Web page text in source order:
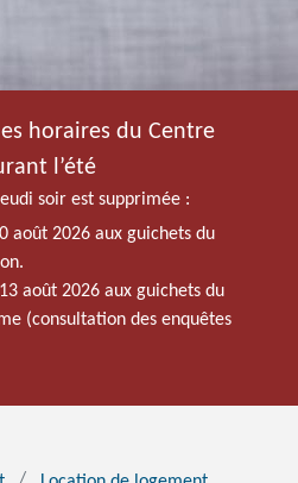
horaires du Centre
l’été
soir est supprimée :
août 2026 aux guichets du
août 2026 aux guichets du
(consultation des enquêtes